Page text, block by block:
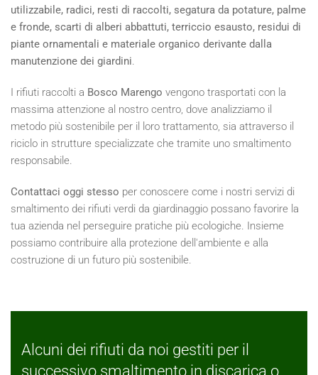
utilizzabile, radici, resti di raccolti, segatura da potature, palme
e fronde, scarti di alberi abbattuti, terriccio esausto, residui di
piante ornamentali e materiale organico derivante dalla
manutenzione dei giardini.
I rifiuti raccolti a Bosco Marengo vengono trasportati con la
massima attenzione al nostro centro, dove analizziamo il
metodo più sostenibile per il loro trattamento, sia attraverso il
riciclo in strutture specializzate che tramite uno smaltimento
responsabile.
Contattaci oggi stesso per conoscere come i nostri servizi di
smaltimento dei rifiuti verdi da giardinaggio possano favorire la
tua azienda nel perseguire pratiche più ecologiche. Insieme
possiamo contribuire alla protezione dell'ambiente e alla
costruzione di un futuro più sostenibile.
Alcuni dei rifiuti da noi gestiti per il
successivo smaltimento in discarica o